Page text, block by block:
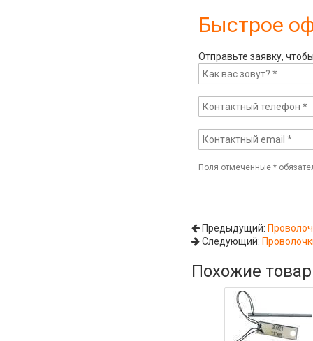
Быстрое
Отправьте заявку,
Поля отмеченные*
Предыдущий:
Следующий:
Похожие